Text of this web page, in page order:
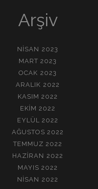
Arşiv
NISAN 2023
MART 2023
OCAK 2023
ARALIK 2022
KASIM 2022
EKIM 2022
EYLÜL 2022
AĞUSTOS 2022
TEMMUZ 2022
HAZIRAN 2022
MAYIS 2022
NISAN 2022